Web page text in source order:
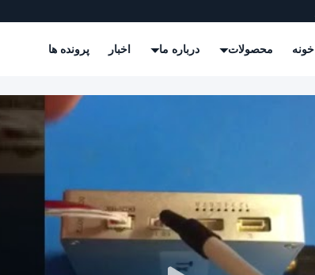
خونه محصولات درباره ما اخبار پرونده ها